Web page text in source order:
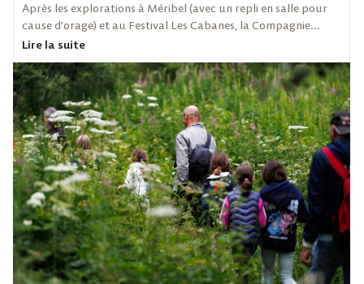
Après les explorations à Méribel (avec un repli en salle pour
cause d’orage) et au Festival Les Cabanes, la Compagnie...
Lire la suite